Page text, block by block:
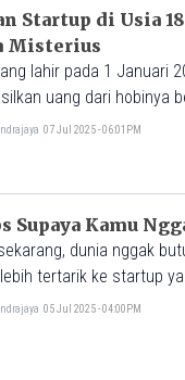
Startup di Usia
Misterius
lahir pada 1 Januari
uang dari hobinya
learning dan
07 Jul 2025 - 06:01PM
Supaya Kamu
dunia nggak
tertarik ke startup
05 Jul 2025 - 04:00PM